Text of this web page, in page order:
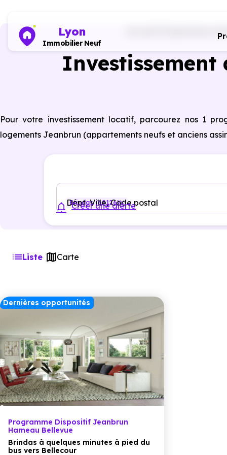
Lyon
Immobilier Neuf
Programmes
Investissement
Pour votre investissement locatif, parcourez nos 1
logements Jeanbrun (appartements neufs et anciens
Dépt, Ville, Code postal
Brindas (69126)
Créer une alerte
Liste Carte
Dernières opportunités
Programme Dispositif Jeanbrun
Hameau Bellevue
Brindas à quelques minutes à pied du
bus vers Bellecour